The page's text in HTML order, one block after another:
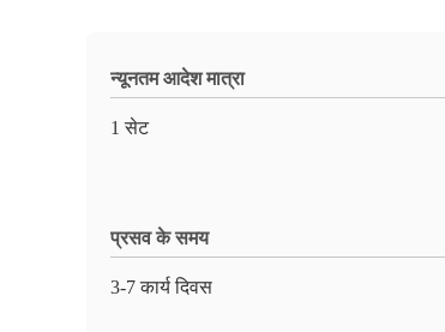
न्यूनतम आदेश मात्रा
1 सेट
प्रसव के समय
3-7 कार्य दिवस